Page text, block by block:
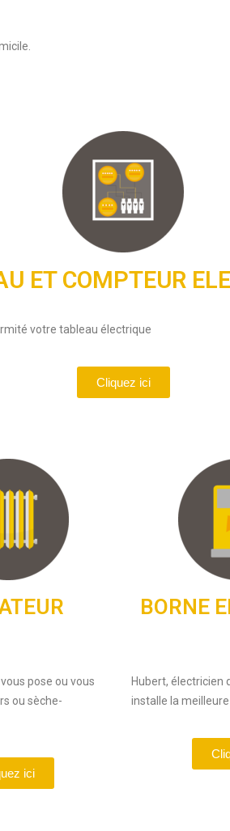
ET COMPTEUR
votre tableau électrique
Cliquez ici
pose ou vous
ou sèche-
ici
BORNE
Hubert, électricien
installe la